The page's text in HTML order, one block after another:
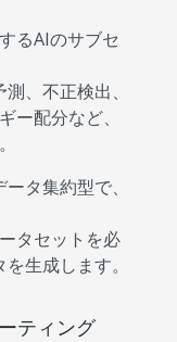
るAIのサブセ
、不正検出、
ー配分など、
タ集約型で、
タセットを必
生成します。
ティング